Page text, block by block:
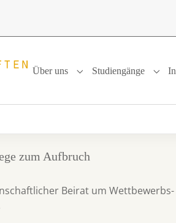
Über uns
Submenu for "Über uns"
Studiengänge
zum Aufbruch
Beirat um